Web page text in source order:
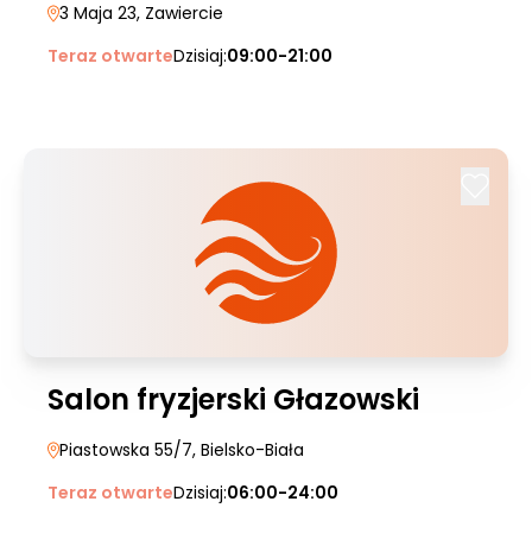
3 Maja 23, Zawiercie
Teraz otwarteDzisiaj:09:00-21:00
Salon fryzjerski Głazowski
Piastowska 55/7, Bielsko-Biała
Teraz otwarteDzisiaj:06:00-24:00